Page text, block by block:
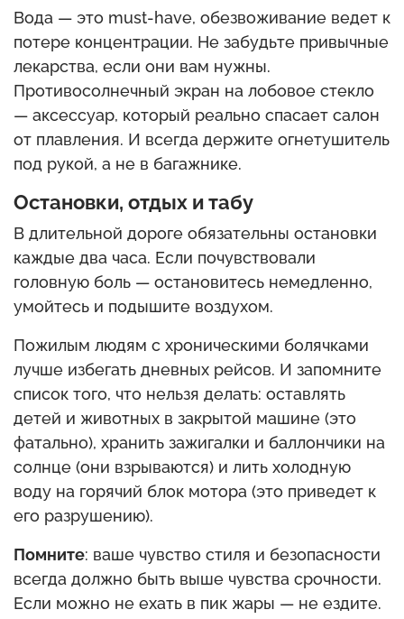
Вода — это must-have, обезвоживание ведет к
потере концентрации. Не забудьте привычные
лекарства, если они вам нужны.
Противосолнечный экран на лобовое стекло
— аксессуар, который реально спасает салон
от плавления. И всегда держите огнетушитель
под рукой, а не в багажнике.
Остановки, отдых и табу
В длительной дороге обязательны остановки
каждые два часа. Если почувствовали
головную боль — остановитесь немедленно,
умойтесь и подышите воздухом.
Пожилым людям с хроническими болячками
лучше избегать дневных рейсов. И запомните
список того, что нельзя делать: оставлять
детей и животных в закрытой машине (это
фатально), хранить зажигалки и баллончики на
солнце (они взрываются) и лить холодную
воду на горячий блок мотора (это приведет к
его разрушению).
Помните: ваше чувство стиля и безопасности
всегда должно быть выше чувства срочности.
Если можно не ехать в пик жары — не ездите.